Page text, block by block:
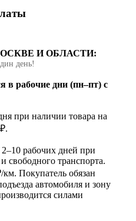
И ОБЛАСТИ:
день!
в рабочие дни (пн–пт) с
при наличии товара на
2–10 рабочих дней при
свободного транспорта.
Покупатель обязан
автомобиля и зону
силами